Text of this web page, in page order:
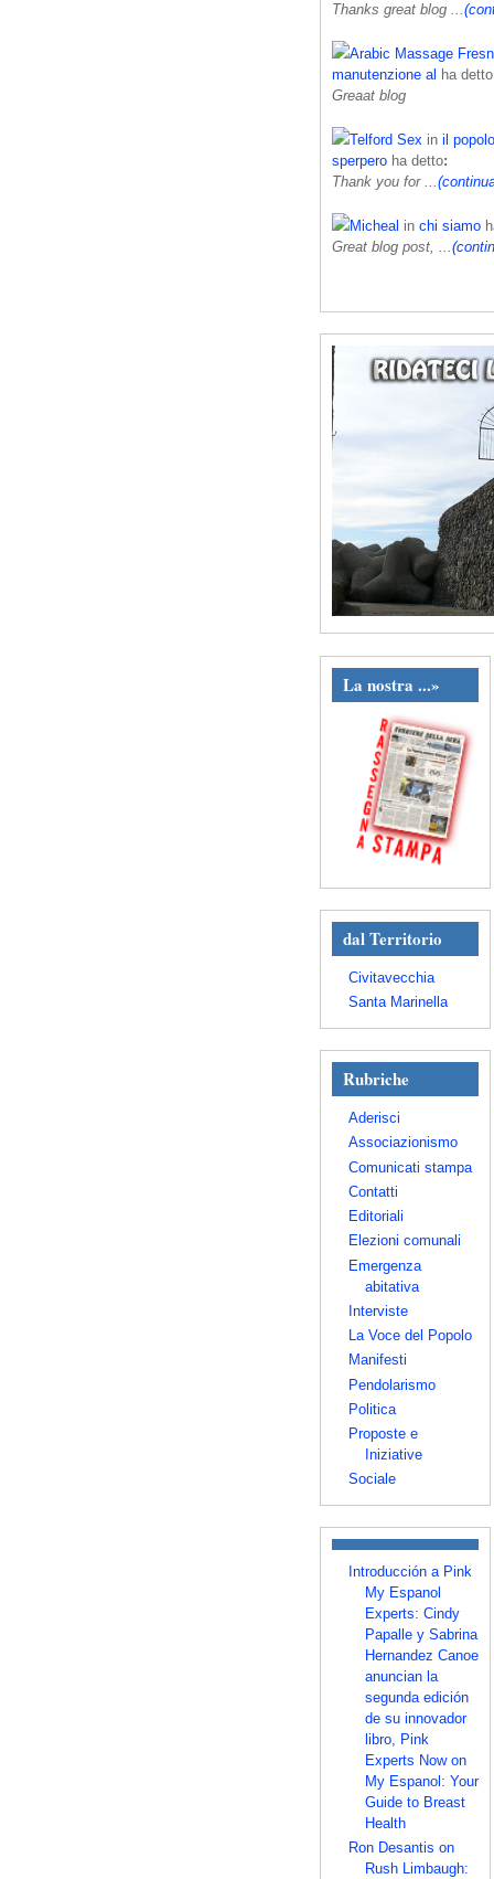
Thanks great blog ...
Arabic Massage
manutenzione al ha detto
Greaat blog
Telford Sex in il
sperpero ha detto:
Thank you for ...
Micheal in chi siamo
Great blog post, ...
La nostra ...»
dal Territorio
Civitavecchia
Santa Marinella
Rubriche
Aderisci
Associazionismo
Comunicati stampa
Contatti
Editoriali
Elezioni comunali
Emergenza
abitativa
Interviste
La Voce del Popolo
Manifesti
Pendolarismo
Politica
Proposte e
Iniziative
Sociale
Introducción a Pink
My Espanol
Experts: Cindy
Papalle y Sabrina
Hernandez Canoe
anuncian la
segunda edición
de su innovador
libro, Pink
Experts Now on
My Espanol: Your
Guide to Breast
Health
Ron Desantis on
Rush Limbaugh: